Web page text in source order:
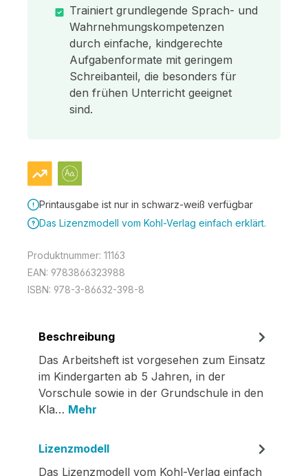
Trainiert grundlegende Sprach- und
Wahrnehmungskompetenzen
durch einfache, kindgerechte
Aufgabenformate mit geringem
Schreibanteil, die besonders für
den frühen Unterricht geeignet
sind.
Printausgabe ist nur in schwarz-weiß verfügbar
Das Lizenzmodell vom Kohl-Verlag einfach erklärt.
Produktnummer: 11163
EAN: 9783866323988
ISBN: 978-3-86632-398-8
Beschreibung
Das Arbeitsheft ist vorgesehen zum Einsatz
im Kindergarten ab 5 Jahren, in der
Vorschule sowie in der Grundschule in den
Kla… Mehr
Lizenzmodell
Das Lizenzmodell vom Kohl-Verlag einfach